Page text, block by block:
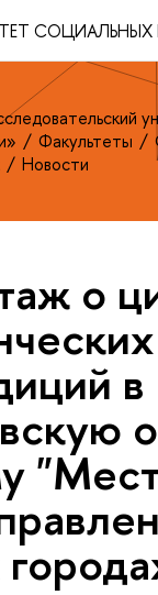
СОЦИАЛЬНЫХ
Факультеты
Новости
о
в